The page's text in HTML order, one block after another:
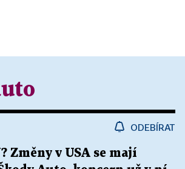
ODEBÍRAT
Změny v USA se mají